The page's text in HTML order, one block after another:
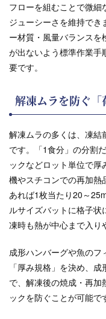
フローを組むことで微細
ジューシーさを維持で
ー材質・風量バランスを
が出ないよう標準作業手
要です。
解凍ムラを防ぐ
解凍ムラの多くは、凍結
です。「1食分」の分割
ックなどロット単位で
機やスチコンでの再加熱
あれば1枚当たり20～
ルサイズバットに格子
凍時も熱が中心まで入り
成形ハンバーグや魚のフ
「厚み規格」を決め、
で、解凍後の焼成・再加
ックを防ぐことが可能で